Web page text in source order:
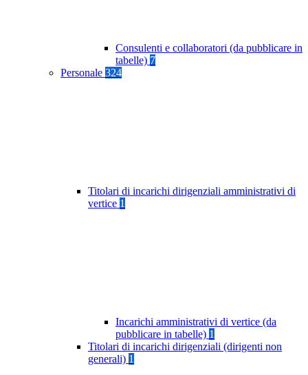
Consulenti e collaboratori (da pubblicare in
tabelle) 7
Personale 324
Titolari di incarichi dirigenziali amministrativi di
vertice 1
Incarichi amministrativi di vertice (da
pubblicare in tabelle) 1
Titolari di incarichi dirigenziali (dirigenti non
generali) 1